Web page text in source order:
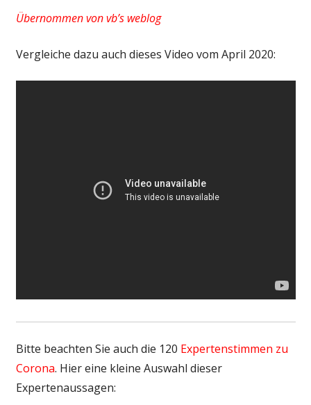
Übernommen von vb’s weblog
Vergleiche dazu auch dieses Video vom April 2020:
Bitte beachten Sie auch die 120 Expertenstimmen zu
Corona. Hier eine kleine Auswahl dieser
Expertenaussagen: